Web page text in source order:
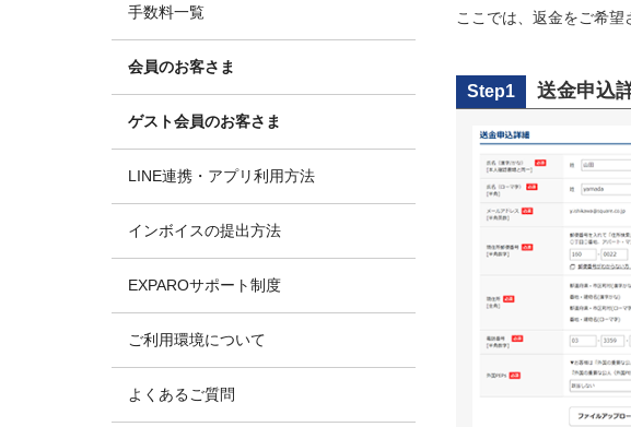
ここでは、返金をご希望
Step1 送金申込
手数料一覧
会員のお客さま
ゲスト会員のお客さま
LINE連携・アプリ利用方法
インボイスの提出方法
EXPAROサポート制度
ご利用環境について
よくあるご質問